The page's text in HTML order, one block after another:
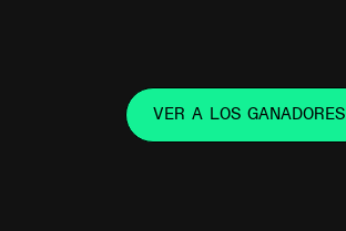
VER A LOS GANADORES